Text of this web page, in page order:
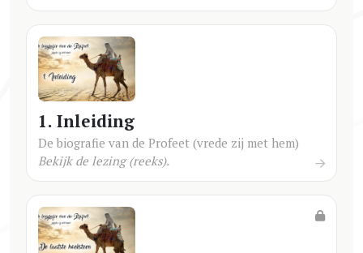
1. Inleiding
De biografie van de Profeet (vrede zij met hem)
Bekijk de lezing (reeks).